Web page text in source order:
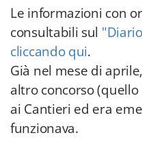
Le informazioni con
consultabili sul
cliccando qui.
Già nel mese di
altro concorso
ai Cantieri ed era
funzionava.